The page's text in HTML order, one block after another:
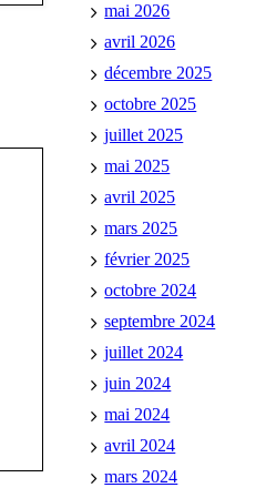
mai 2026
avril 2026
décembre 2025
octobre 2025
juillet 2025
mai 2025
avril 2025
mars 2025
février 2025
octobre 2024
septembre 2024
juillet 2024
juin 2024
mai 2024
avril 2024
mars 2024